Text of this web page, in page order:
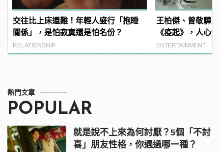
交往比上床還難！年輕人盛行「抱睡
關係」，是怕寂寞還是怕名份？
RELATIONSHIP
王柏傑、曾敬驊
《疫起》，人心
上演！
ENTERTAINMENT
熱門文章
POPULAR
就是說不上來為何討厭？5個「不討
喜」朋友性格，你遇過哪一種？